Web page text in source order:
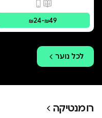
פורמטים זמינים
₪24-₪49
לכל נוער
רומנטיקה